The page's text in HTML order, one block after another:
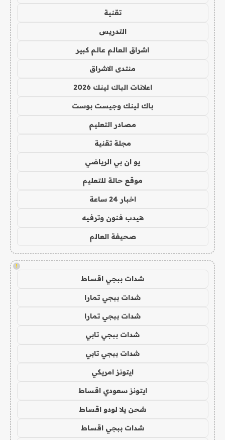
تقنية
التدريس
اشراق العالم عالم كبير
منتدى الاشراق
اعلانات الباك لينك 2026
باك لينك وجيست بوست
مصادر التعليم
مجلة تقنية
يو ان بي الرياضي
موقع حالة للتعليم
اخبار 24 ساعة
هيدب فنون وترفيه
صحيفة العالم
!
شدات ببجي اقساط
شدات ببجي تمارا
شدات ببجي تمارا
شدات ببجي تابي
شدات ببجي تابي
ايتونز امريكي
ايتونز سعودي اقساط
شحن يلا لودو اقساط
شدات ببجي اقساط